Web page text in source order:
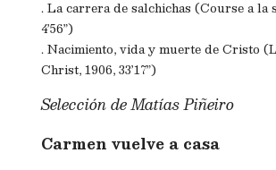
. La carrera de salchichas (Course a la
4’56”)
. Nacimiento, vida y muerte de Cristo
Christ, 1906, 33’17”)
Selección de Matías Piñeiro
Carmen vuelve a casa